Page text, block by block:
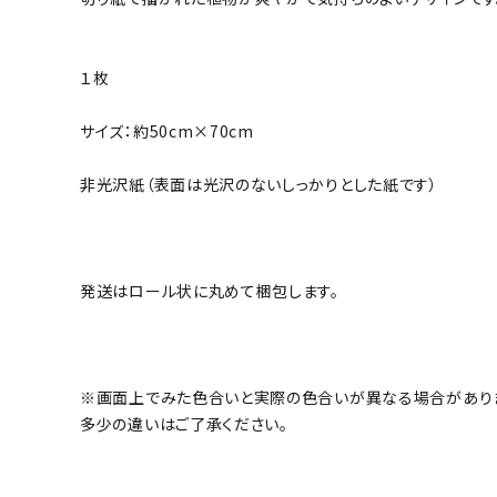
１枚
サイズ：約50cm×70cm
非光沢紙（表面は光沢のないしっかりとした紙です）
発送はロール状に丸めて梱包します。
※画面上でみた色合いと実際の色合いが異なる場合があり
多少の違いはご了承ください。